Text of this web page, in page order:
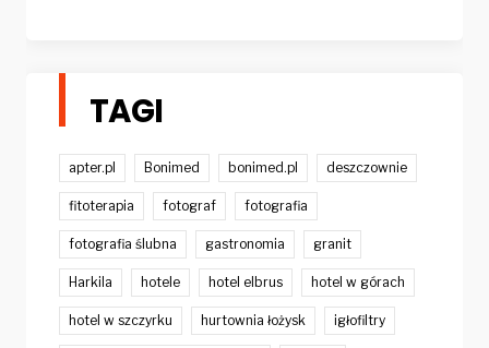
TAGI
apter.pl Bonimed bonimed.pl deszczownie
fitoterapia fotograf fotografia
fotografia ślubna gastronomia granit
Harkila hotele hotel elbrus hotel w górach
hotel w szczyrku hurtownia łożysk igłofiltry